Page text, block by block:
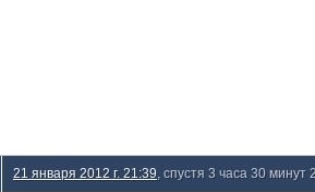
21 января 2012 г. 21:39 , спустя 3 часа 30 минут